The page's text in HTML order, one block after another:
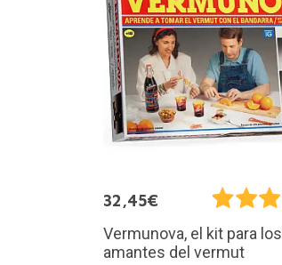
32,45€
Vermunova, el kit para los
amantes del vermut